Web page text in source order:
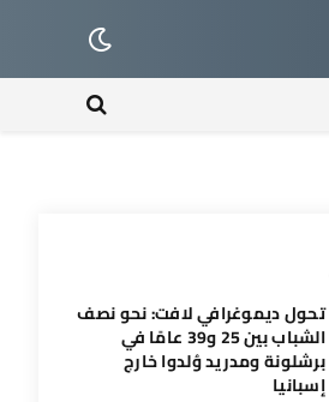
تحول ديموغرافي لافت: نحو نصف
الشباب بين 25 و39 عامًا في
برشلونة ومدريد وُلدوا خارج
إسبانيا